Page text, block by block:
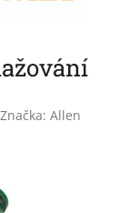
Značka: Allen